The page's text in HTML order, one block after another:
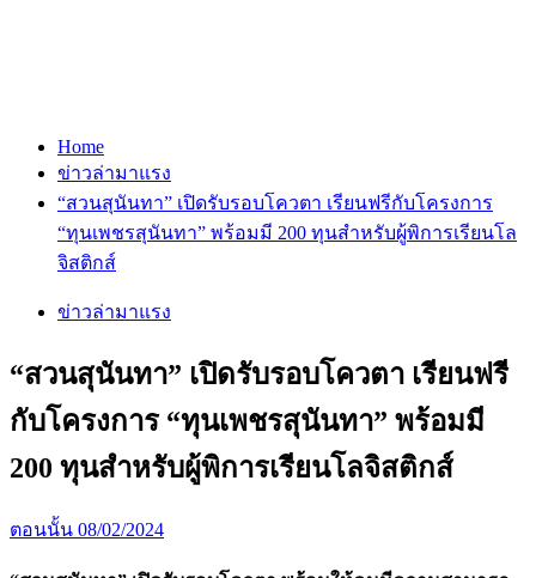
Home
ข่าวล่ามาแรง
“สวนสุนันทา” เปิดรับรอบโควตา เรียนฟรีกับโครงการ
“ทุนเพชรสุนันทา” พร้อมมี 200 ทุนสำหรับผู้พิการเรียนโล
จิสติกส์
ข่าวล่ามาแรง
“สวนสุนันทา” เปิดรับรอบโควตา เรียนฟรี
กับโครงการ “ทุนเพชรสุนันทา” พร้อมมี
200 ทุนสำหรับผู้พิการเรียนโลจิสติกส์
ตอนนั้น 08/02/2024